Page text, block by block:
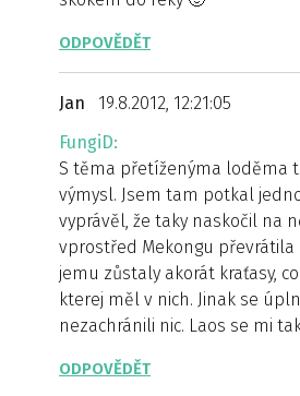
ODPOVĚDĚT
Jan
19.8.2012, 12:21:05
FungiD:
S těma přetíženýma loděma
výmysl. Jsem tam potkal
vyprávěl, že taky naskočil na
vprostřed Mekongu převrátila
jemu zůstaly akorát kraťasy,
kterej měl v nich. Jinak se
nezachránili nic. Laos se mi
ODPOVĚDĚT